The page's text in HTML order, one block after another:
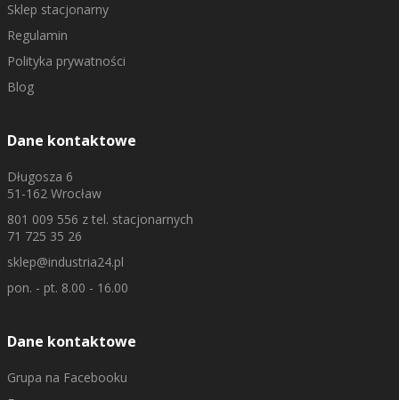
Sklep stacjonarny
Regulamin
Polityka prywatności
Blog
Dane kontaktowe
Długosza 6
51-162 Wrocław
801 009 556 z tel. stacjonarnych
71 725 35 26
sklep@industria24.pl
pon. - pt. 8.00 - 16.00
Dane kontaktowe
Grupa na Facebooku